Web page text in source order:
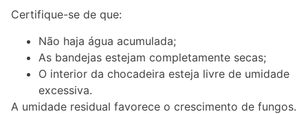
Certifique-se de que:
Não haja água acumulada;
As bandejas estejam completamente secas;
O interior da chocadeira esteja livre de umidade
excessiva.
A umidade residual favorece o crescimento de fungos.